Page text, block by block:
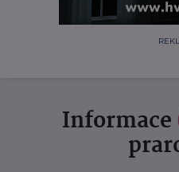
Informace